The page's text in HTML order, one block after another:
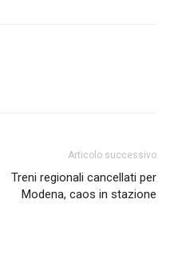
Articolo successivo
Treni regionali cancellati per
Modena, caos in stazione